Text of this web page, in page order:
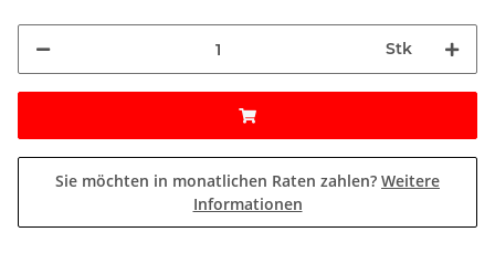
Stk
Sie möchten in monatlichen Raten zahlen? Weitere
Informationen